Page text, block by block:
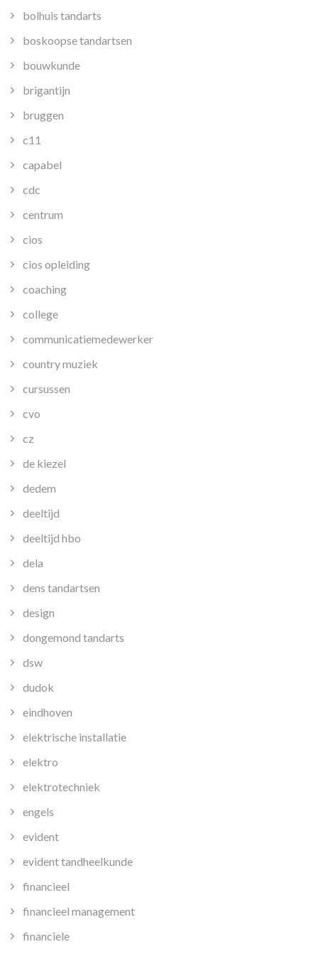
bolhuis tandarts
boskoopse tandartsen
bouwkunde
brigantijn
bruggen
c11
capabel
cdc
centrum
cios
cios opleiding
coaching
college
communicatiemedewerker
country muziek
cursussen
cvo
cz
de kiezel
dedem
deeltijd
deeltijd hbo
dela
dens tandartsen
design
dongemond tandarts
dsw
dudok
eindhoven
elektrische installatie
elektro
elektrotechniek
engels
evident
evident tandheelkunde
financieel
financieel management
financiele